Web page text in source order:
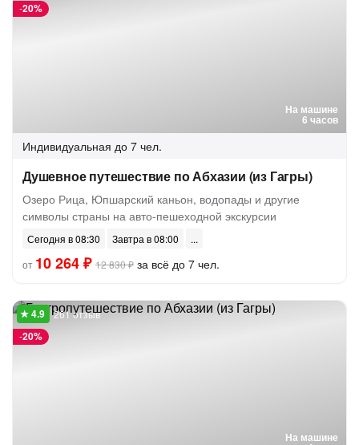
На машине
6 часов
-20%
Индивидуальная до 7 чел.
Душевное путешествие по Абхазии (из Гагры)
Озеро Рица, Юпшарский каньон, водопады и другие
символы страны на авто-пешеходной экскурсии
Сегодня в 08:30
Завтра в 08:00
от 10 264 ₽ 12 830 ₽ за всё до 7 чел.
На машине
-20%
261 отзыв